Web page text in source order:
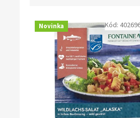
nV Novinka Kód: